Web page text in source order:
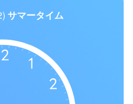
サマータイム